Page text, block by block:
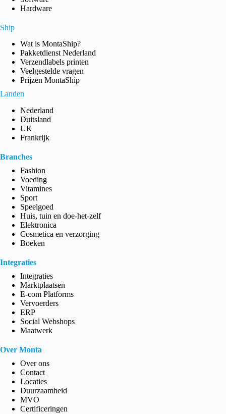
Hardware
Ship
Wat is MontaShip?
Pakketdienst Nederland
Verzendlabels printen
Veelgestelde vragen
Prijzen MontaShip
Landen
Nederland
Duitsland
UK
Frankrijk
Branches
Fashion
Voeding
Vitamines
Sport
Speelgoed
Huis, tuin en doe-het-zelf
Elektronica
Cosmetica en verzorging
Boeken
Integraties
Integraties
Marktplaatsen
E-com Platforms
Vervoerders
ERP
Social Webshops
Maatwerk
Over Monta
Over ons
Contact
Locaties
Duurzaamheid
MVO
Certificeringen